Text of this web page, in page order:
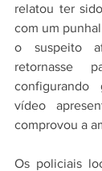
relatou ter
com um
o suspeito
retornasse
configurando
vídeo
comprovou a
Os policiais